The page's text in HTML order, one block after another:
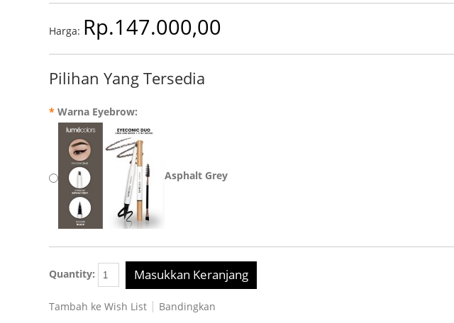
Harga: Rp.147.000,00
Pilihan Yang Tersedia
* Warna Eyebrow:
Asphalt Grey
Quantity: Masukkan Keranjang
Tambah ke Wish List Bandingkan